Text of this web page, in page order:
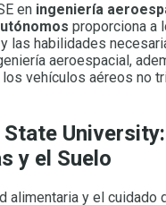
en ingeniería
proporciona a
las habilidades
aeroespacial,
vehículos aéreos no
y el Suelo
alimentaria y el cuidado